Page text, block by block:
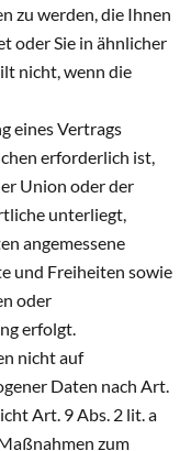
zu werden, die Ihnen
oder Sie in ähnlicher
nicht, wenn die
eines Vertrags
erforderlich ist,
Union oder der
unterliegt,
angemessene
und Freiheiten sowie
oder
erfolgt.
nicht auf
Daten nach Art.
Art. 9 Abs. 2 lit. a
zum